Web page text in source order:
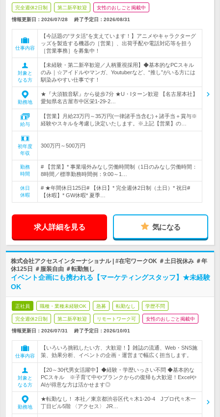
完全週休2日制 第二新卒歓迎 女性のおしごと掲載中
情報更新日：2026/07/28 終了予定日： 2026/08/31
仕事内容
【今話題の“ヲタ活”を支えています！】アニメやキャラクターグ
ッズを製造する機器の［営業］、出荷手配や電話対応等を担う
［営業事務］を募集中！
対象と
なる方
【未経験・第二新卒歓迎／人柄重視採用】◆基本的なPCスキル
のみ｜☆アイドルやマンガ、Youtuberなど、“推し”がいる方には
馴染みやすい仕事です！
勤務地
★『大須観音駅』から徒歩7分 ★U・Iターン歓迎 【名古屋本社】
愛知県名古屋市中区栄1-29-2…
給与
【営業】月給23万円～35万円(一律諸手当含む)＋諸手当＋賞与※
経験やスキルを考慮し決定いたします。※上記【営業】の…
初年度
年収
300万円～500万円
勤務
時間
# 【営業】* 事業場外みなし労働時間制（1日のみなし労働時間：
8時間／標準勤務時間例：9:00～1…
休日
休暇
# ★年間休日125日# 【休日】* 完全週休2日制（土日）* 祝日#
【休暇】* GW休暇* 夏季…
求人詳細を見る 気になる
株式会社アクセスインターナショナル | #在宅ワークOK ＃土日祝休み ＃年
休125日 ＃服装自由 ＃転勤無し
イベント企画にも携われる【マーケティングスタッフ】★未経験
OK
正社員 職種・業種未経験OK 急募 転勤なし 学歴不問
完全週休2日制 第二新卒歓迎 リモートワーク可 女性のおしごと掲載中
情報更新日：2026/07/31 終了予定日： 2026/10/01
仕事内容
【いろいろ挑戦したい方、大歓迎！】雑誌の流通、Web・SNS施
策、効果分析、イベントの企画・運営まで幅広く担当します。
対象と
なる方
【20～30代男女活躍中】◆経験・学歴いっさい不問 ◆基本的な
PCスキル ※子育て中やブランクからの復帰も大歓迎！Excelや
AIが得意な方は活かせます◎
勤務地
★転勤なし！ 本社／東京都渋谷区代々木1‐20‐4 Jプロ代々木一
丁目ビル5階 〈アクセス〉 JR…